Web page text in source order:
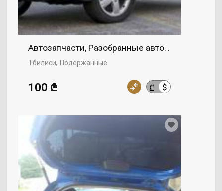
Автозапчасти, Разобранные автомобили
Тбилиси Подержанные
₾ $
100 ₾